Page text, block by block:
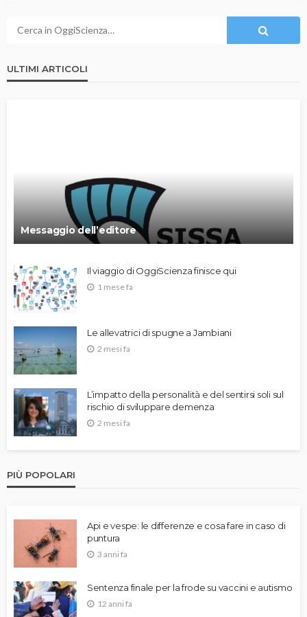
ULTIMI ARTICOLI
Messaggio dell’editore
Il viaggio di OggiScienza finisce qui
1 mese fa
Le allevatrici di spugne a Jambiani
2 mesi fa
L’impatto della personalità e del sentirsi soli sul
rischio di sviluppare demenza
2 mesi fa
PIÙ POPOLARI
Api e vespe: le differenze e cosa fare in caso di
puntura
3 anni fa
Sentenza finale per la frode su vaccini e autismo
12 anni fa